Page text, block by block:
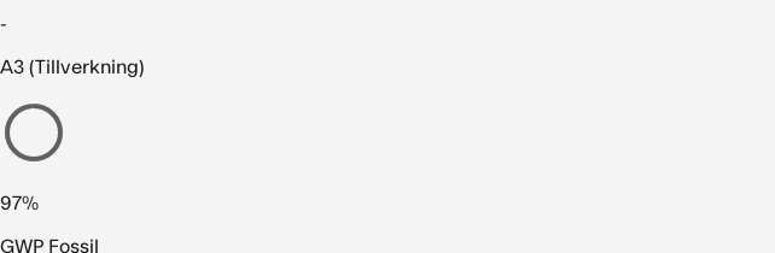
-
A3 (Tillverkning)
97%
GWP Fossil